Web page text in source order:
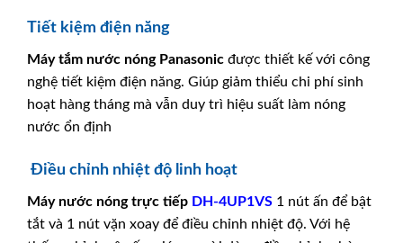
Tiết kiệm điện năng
Máy tắm nước nóng Panasonic được thiết kế với công
nghệ tiết kiệm điện năng. Giúp giảm thiểu chi phí sinh
hoạt hàng tháng mà vẫn duy trì hiệu suất làm nóng
nước ổn định
Điều chỉnh nhiệt độ linh hoạt
Máy nước nóng trực tiếp DH-4UP1VS 1 nút ấn để bật
tắt và 1 nút vặn xoay để điều chỉnh nhiệt độ. Với hệ